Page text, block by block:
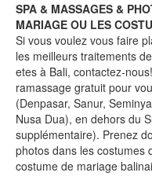
SPA & MASSAGES &
MARIAGE OU LES
Si vous voulez vous faire
les meilleurs traitements
etes à Bali, contactez-
ramassage gratuit pour
(Denpasar, Sanur,
Nusa Dua), en dehors du
supplémentaire). Prenez
photos dans les costumes
costume de mariage